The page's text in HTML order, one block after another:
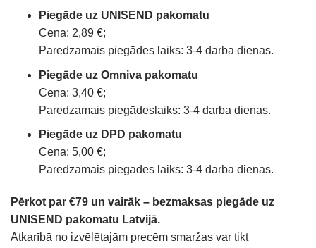
Piegāde uz UNISEND pakomatu
Cena: 2,89 €;
Paredzamais piegādes laiks: 3-4 darba dienas.
Piegāde uz Omniva pakomatu
Cena: 3,40 €;
Paredzamais piegādeslaiks: 3-4 darba dienas.
Piegāde uz DPD pakomatu
Cena: 5,00 €;
Paredzamais piegādes laiks: 3-4 darba dienas.
Pērkot par €79 un vairāk – bezmaksas piegāde uz
UNISEND pakomatu Latvijā.
Atkarībā no izvēlētajām precēm smaržas var tikt